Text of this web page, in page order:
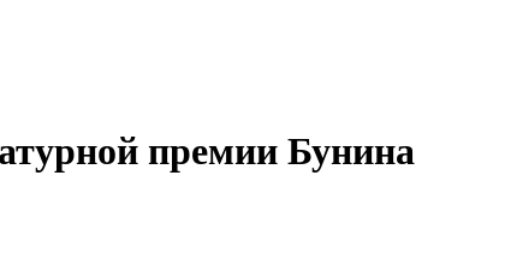
премии Бунина